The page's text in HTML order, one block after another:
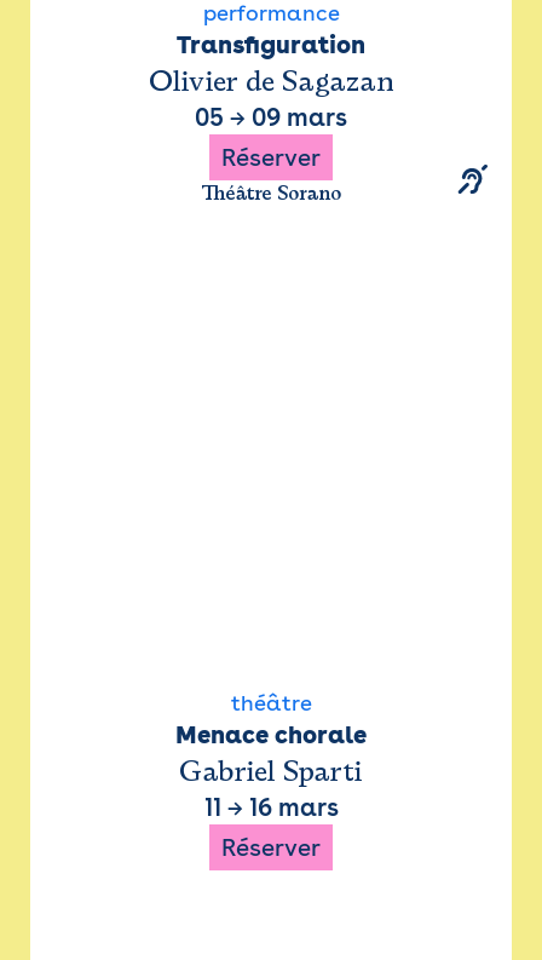
performance
Transfiguration
Olivier de Sagazan
05 → 09 mars
Réserver
Théâtre Sorano
théâtre
Menace chorale
Gabriel Sparti
11 → 16 mars
Réserver